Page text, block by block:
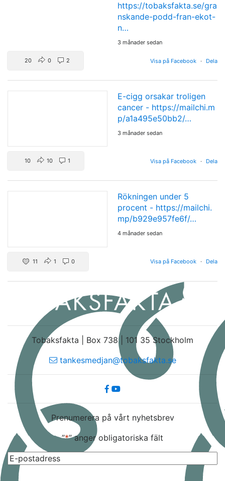
https://tobaksfakta.se/gra
nskande-podd-fran-ekot-
n…
3 månader sedan
Visa på Facebook · Dela
20 0 2
E-cigg orsakar troligen
cancer - https://mailchi.m
p/a1a495e50bb2/…
3 månader sedan
Visa på Facebook · Dela
10 10 1
Rökningen under 5
procent - https://mailchi.
mp/b929e957fe6f/…
4 månader sedan
Visa på Facebook · Dela
11 1 0
Tobaksfakta | Box 738 | 101 35 Stockholm
tankesmedjan@tobaksfakta.se
Prenumerera på vårt nyhetsbrev
”*” anger obligatoriska fält